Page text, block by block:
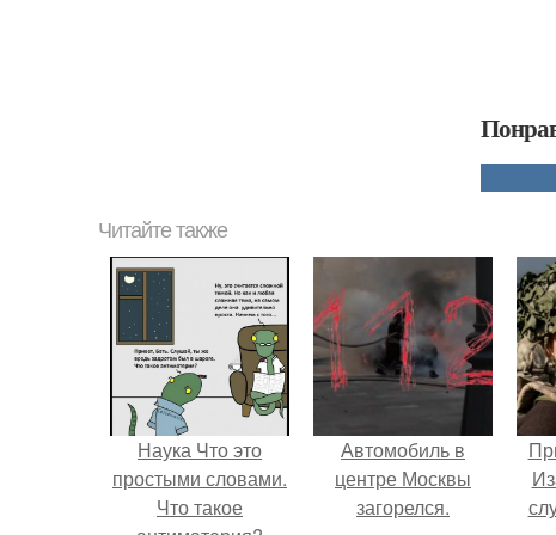
Читайте также
Наука Что это
простыми словами.
Что такое
Автомобиль в
центре Москвы
загорелся.